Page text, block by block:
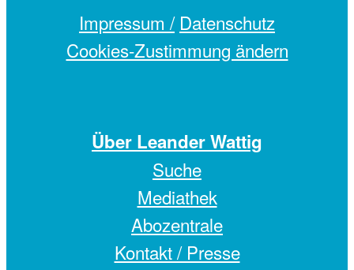
Impressum / Datenschutz
Cookies-Zustimmung ändern
Über Leander Wattig
Suche
Mediathek
Abozentrale
Kontakt / Presse